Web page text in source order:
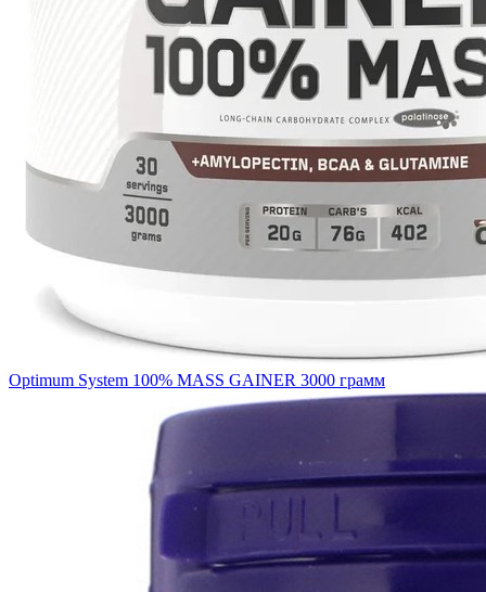
Optimum System 100% MASS GAINER 3000 грамм